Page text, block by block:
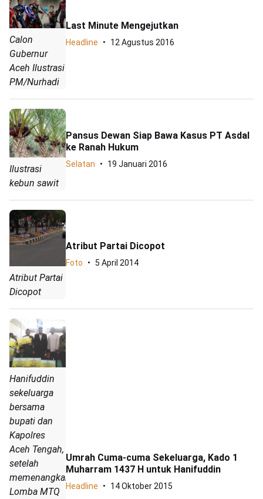
Calon
Gubernur
Aceh Ilustrasi
PM/Nurhadi
Last Minute Mengejutkan
Headline 12 Agustus 2016
Ilustrasi
kebun sawit
Pansus Dewan Siap Bawa Kasus PT Asdal
ke Ranah Hukum
Selatan 19 Januari 2016
Atribut Partai
Dicopot
Atribut Partai Dicopot
Foto 5 April 2014
Hanifuddin
sekeluarga
bersama
bupati dan
Kapolres
Aceh Tengah,
setelah
memenangkan
Lomba MTQ
Umrah Cuma-cuma Sekeluarga, Kado 1
Muharram 1437 H untuk Hanifuddin
Headline 14 Oktober 2015